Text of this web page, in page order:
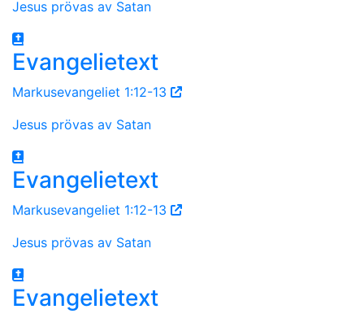
Jesus prövas av Satan
Evangelietext
Markusevangeliet 1:12-13
Jesus prövas av Satan
Evangelietext
Markusevangeliet 1:12-13
Jesus prövas av Satan
Evangelietext